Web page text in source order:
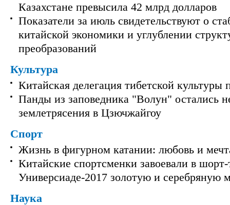
Казахстане превысила 42 млрд долларов
Показатели за июль свидетельствуют о
китайской экономики и углублении
преобразований
Культура
Китайская делегация тибетской культуры
Панды из заповедника "Волун" остались
землетрясения в Цзючжайгоу
Спорт
Жизнь в фигурном катании: любовь и
Китайские спортсменки завоевали в шорт-
Универсиаде-2017 золотую и серебряную
Наука